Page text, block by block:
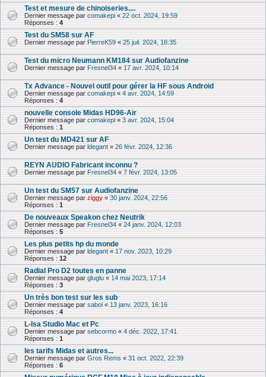
Test et mesure de chinoiseries....
Dernier message par comakepi « 22 oct. 2024, 19:59
Réponses : 4
Test du SM58 sur AF
Dernier message par PierreK59 « 25 juil. 2024, 18:35
Test du micro Neumann KM184 sur Audiofanzine
Dernier message par Fresnel34 « 17 avr. 2024, 10:14
Tx Advance - Nouvel outil pour gérer la HF sous Android
Dernier message par comakepi « 4 avr. 2024, 14:59
Réponses : 4
nouvelle console Midas HD96-Air
Dernier message par comakepi « 3 avr. 2024, 15:04
Réponses : 1
Un test du MD421 sur AF
Dernier message par ldegant « 26 févr. 2024, 12:36
REYN AUDIO Fabricant inconnu ?
Dernier message par Fresnel34 « 7 févr. 2024, 13:05
Un test du SM57 sur Audiofanzine
Dernier message par ziggy « 30 janv. 2024, 22:56
Réponses : 1
De nouveaux Speakon chez Neutrik
Dernier message par Fresnel34 « 24 janv. 2024, 12:03
Réponses : 5
Les plus petits hp du monde
Dernier message par ldegant « 17 nov. 2023, 10:29
Réponses : 12
Radial Pro D2 toutes en panne
Dernier message par gluglu « 14 mai 2023, 17:14
Réponses : 3
Un très bon test sur les sub
Dernier message par sabol « 13 janv. 2023, 16:16
Réponses : 4
L-Isa Studio Mac et Pc
Dernier message par sebcormo « 4 déc. 2022, 17:41
Réponses : 1
les tarifs Midas et autres...
Dernier message par Gros Rems « 31 oct. 2022, 22:39
Réponses : 6